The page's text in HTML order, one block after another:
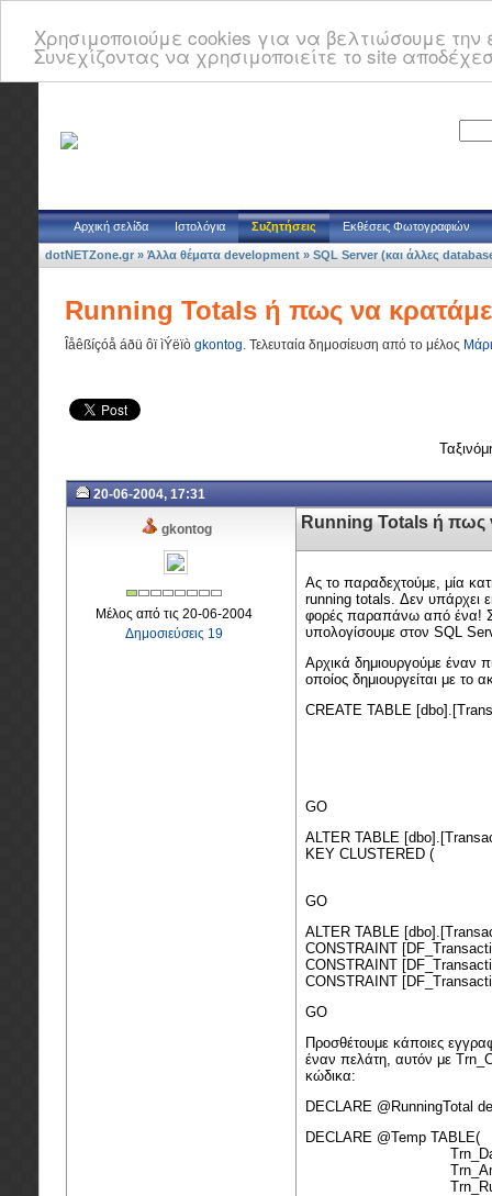
Χρησιμοποιούμε cookies για να βελτιώσουμε
Συνεχίζοντας να χρησιμοποιείτε το site
Αρχική σελίδα Ιστολόγια Συζητήσεις Εκθέσεις Φωτογραφιών
dotNETZone.gr » Άλλα θέματα development » SQL Server (και άλλες
Running Totals ή πως να κρατάμε
Îåêßíçóå áðü ôï ìÝëïò gkontog. Τελευταία δημοσίευση από το μέλος
20-06-2004, 17:31
gkontog
Μέλος από τις 20-06-2004
Δημοσιεύσεις 19
Running Totals ή πως
Ας το παραδεχτούμε, μία
running totals. Δεν υπάρχει
φορές παραπάνω από ένα!
υπολογίσουμε στον SQL
Αρχικά δημιουργούμε έναν
οποίος δημιουργείται με το
CREATE TABLE
GO
ALTER TABLE
KEY CLUSTERED (
GO
ALTER TABLE
CONSTRAINT
CONSTRAINT
CONSTRAINT
GO
Προσθέτουμε κάποιες
έναν πελάτη, αυτόν με
κώδικα:
DECLARE @RunningTotal
DECLARE @Temp TABLE(
Trn_Date
Trn_Amount